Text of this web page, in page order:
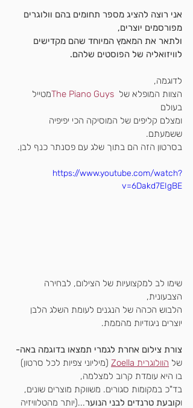
אני רוצה להציג מספר תחומים בהם וולוגרים
מפורסמים יוצרים,
ולתאר את המאמץ המיוחד שהם מקדישים
לוויזואליה של הפוסטים שלהם.
לדוגמה,
הצוות המופלא של The Piano Guysמטייל
בעולם
ומצלם קליפים של המוסיקה הכי יפיפיה
ששמעתם.
בסרטון הזה הם בתוך שלג עם פסנתר כנף לבן.
https://www.youtube.com/watch?
v=6Dakd7EIgBE
שימו לב למקצועיות של הצילום, לבחירה
הצבעונית,
הלבוש הכהה של הנגנים לעומת השלג הלבן
יוצרים ניגודיות מהממת.
צורת צילום אחרת לגמרי תמצאו בדוגמה באה-
של הוולוגרית Zoella
(מיליוני צפיות לכל סרטון)
בו היא עומדת קרוב למצלמה,
בד"כ במקומות סגורים. משווקת מוצרים שונים,
וקובעת טרנדים לבני הנוער...(יותר מהטלוויזיה